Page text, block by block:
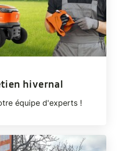
hivernal
équipe d'experts !